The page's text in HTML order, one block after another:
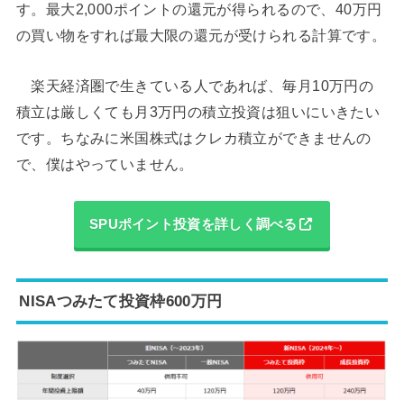
す。最大2,000ポイントの還元が得られるので、40万円
の買い物をすれば最大限の還元が受けられる計算です。
楽天経済圏で生きている人であれば、毎月10万円の
積立は厳しくても月3万円の積立投資は狙いにいきたい
です。ちなみに米国株式はクレカ積立ができませんの
で、僕はやっていません。
SPUポイント投資を詳しく調べる
NISAつみたて投資枠600万円